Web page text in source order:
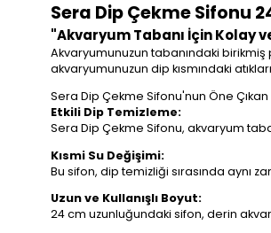
Sera Dip Çekme Sifonu
"Akvaryum Tabanı İçin Kolay
Akvaryumunuzun tabanındaki birikmiş
akvaryumunuzun dip kısmındaki
Sera Dip Çekme Sifonu'nun Öne
Etkili Dip Temizleme:
Sera Dip Çekme Sifonu, akvaryum
Kısmi Su Değişimi:
Bu sifon, dip temizliği sırasında aynı
Uzun ve Kullanışlı Boyut:
24 cm uzunluğundaki sifon, derin